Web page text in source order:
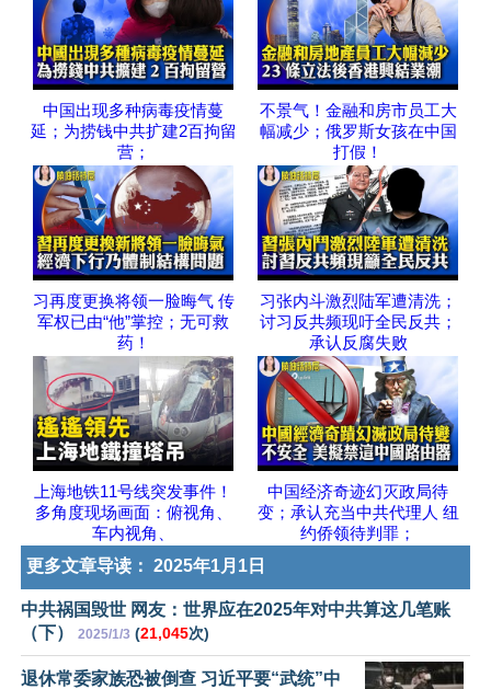
中国出现多种病毒疫情蔓
延；为捞钱中共扩建2百拘留
营；
不景气！金融和房市员工大
幅减少；俄罗斯女孩在中国
打假！
习再度更换将领一脸晦气 传
军权已由“他”掌控；无可救
药！
习张内斗激烈陆军遭清洗；
讨习反共频现吁全民反共；
承认反腐失败
上海地铁11号线突发事件！
多角度现场画面：俯视角、
车内视角、
中国经济奇迹幻灭政局待
变；承认充当中共代理人 纽
约侨领待判罪；
更多文章导读： 2025年1月1日
中共祸国毁世 网友：世界应在2025年对中共算这几笔账
（下）
2025/1/3 (21,045次)
退休常委家族恐被倒查 习近平要“武统”中